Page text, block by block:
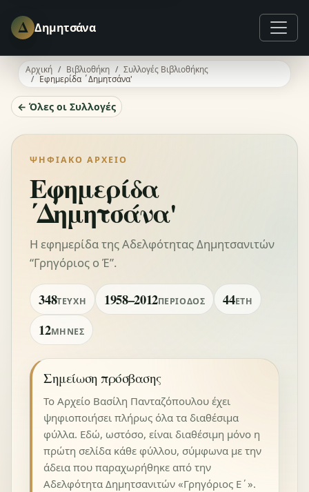
Δ Δημητσάνα
Αρχική Βιβλιοθήκη
Συλλογές Βιβλιοθήκης
Εφημερίδα ΄Δημητσάνα'
← Όλες οι Συλλογές
ΨΗΦΙΑΚΌ ΑΡΧΕΊΟ
Εφημερίδα
΄Δημητσάνα'
Η εφημερίδα της Αδελφότητας Δημητσανιτών
“Γρηγόριος ο Έ”.
348ΤΕΎΧΗ 1958–2012ΠΕΡΊΟΔΟΣ 44ΈΤΗ
12ΜΉΝΕΣ
Σημείωση πρόσβασης
Το Αρχείο Βασίλη Πανταζόπουλου έχει
ψηφιοποιήσει πλήρως όλα τα διαθέσιμα
φύλλα. Εδώ, ωστόσο, είναι διαθέσιμη μόνο η
πρώτη σελίδα κάθε φύλλου, σύμφωνα με την
άδεια που παραχωρήθηκε από την
Αδελφότητα Δημητσανιτών «Γρηγόριος Ε΄».